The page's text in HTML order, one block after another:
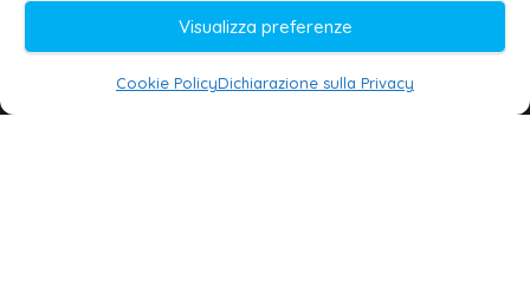
Visualizza preferenze
Cookie PolicyDichiarazione sulla Privacy
Editore e direttore responsabile:
Daniele G. Masciullo